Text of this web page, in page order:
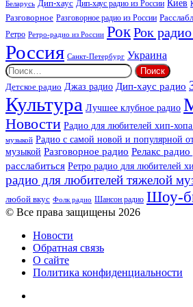
Беларусь Дип-хаус Дип-хаус радио из России Киев
Разговорное Разговорное радио из России
Ретро Ретро-радио из России РокРок
Россия Санкт-Петербург Украина
Найти:
Детское радио Джаз радио Дип-хаус радио
Культура Лучшее клубное радио
Новости Радио для любителей хип-
музыкой Радио с самой новой и популярной
музыкой Разговорное радио Релакс
расслабиться Ретро радио для любителей
радио для любителей тяжелой
любой вкус Фолк радио Шансон радио Шоу-
© Все права защищены 2026
Новости
Обратная связь
О сайте
Политика конфиденциальности